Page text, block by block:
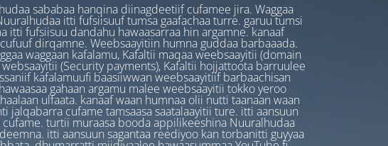
sababaa hanqina diinagdeetiif cufamee jira. Waggaa
itti fufsiisuuf tumsa gaafachaa turre. garuu tumsi
itti fufsiisuu dandahu hawaasarraa hin argamne. kanaaf
dirqamne. Weebsaayitiin humna guddaa barbaaada.
waggaan kafalamu, Kafaltii maqaa weebsaayitii (domain
(Security payments), Kafaltii hojjattoota barruulee
kafalamuufi baasiiwwan weebsaayitiif barbaachisan
gahaan argamu malee weebsaayitii tokko yeroo
ulfaata. kanaaf waan humnaa olii nutti taanaan waan
jalqabarra cufame tamsaasa saatalaayitii ture. itti aansuun
turtii muraasa booda appilikeeshina Nuuralhudaa
itti aansuun sagantaa reediyoo kan torbanitti guyyaa